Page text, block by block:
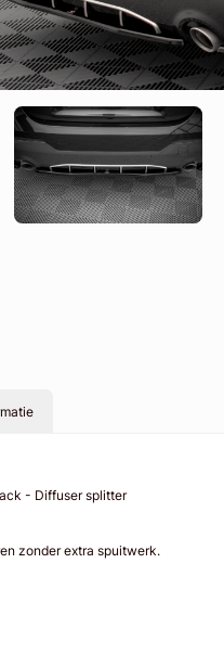
- Diffuser splitter
zonder extra spuitwerk.